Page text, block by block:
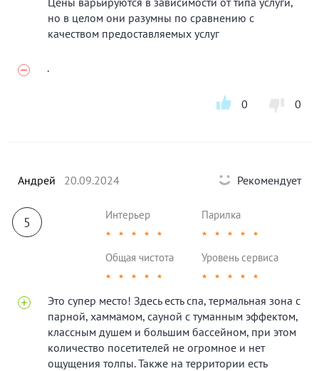
но в целом они разумны по сравнению с
качеством предоставляемых услуг
.
0 0
Андрей 20.09.2024 Рекомендует
5 Интерьер
★ ★ ★ ★ ★
Парилка
★ ★ ★ ★ ★
Общая чистота
★ ★ ★ ★ ★
Уровень сервиса
★ ★ ★ ★ ★
Это супер место! Здесь есть спа, термальная зона с
парной, хаммамом, сауной с туманным эффектом,
классным душем и большим бассейном, при этом
количество посетителей не огромное и нет
ощущения толпы. Также на территории есть